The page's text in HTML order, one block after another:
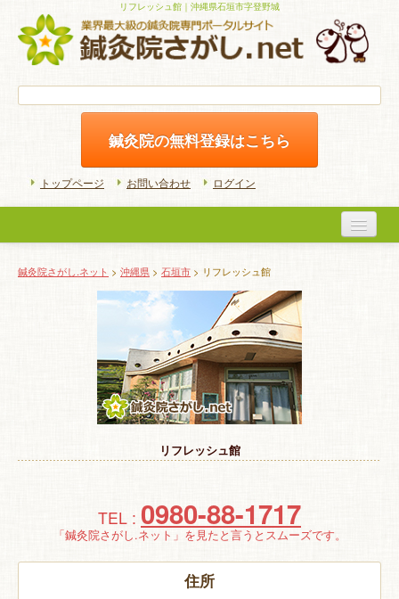
リフレッシュ館｜沖縄県石垣市字登野城
鍼灸院の無料登録はこちら
トップページ お問い合わせ ログイン
初めての方へ
よくある質問
ホームケア
特 集
お悩み解決！
鍼灸院さがし.ネット > 沖縄県 > 石垣市 > リフレッシュ館
リフレッシュ館
TEL : 0980-88-1717
「鍼灸院さがし.ネット」を見たと言うとスムーズです。
住所